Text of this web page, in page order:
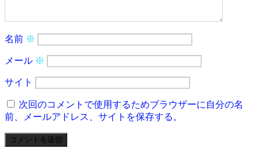
名前 ※
メール ※
サイト
次回のコメントで使用するためブラウザーに自分の名
前、メールアドレス、サイトを保存する。